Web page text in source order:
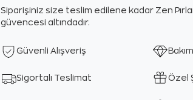
Siparişiniz size teslim edilene kadar Zen
güvencesi altındadır.
Güvenli Alışveriş
Sigortalı Teslimat Özel